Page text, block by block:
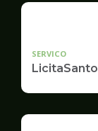
SERVICO